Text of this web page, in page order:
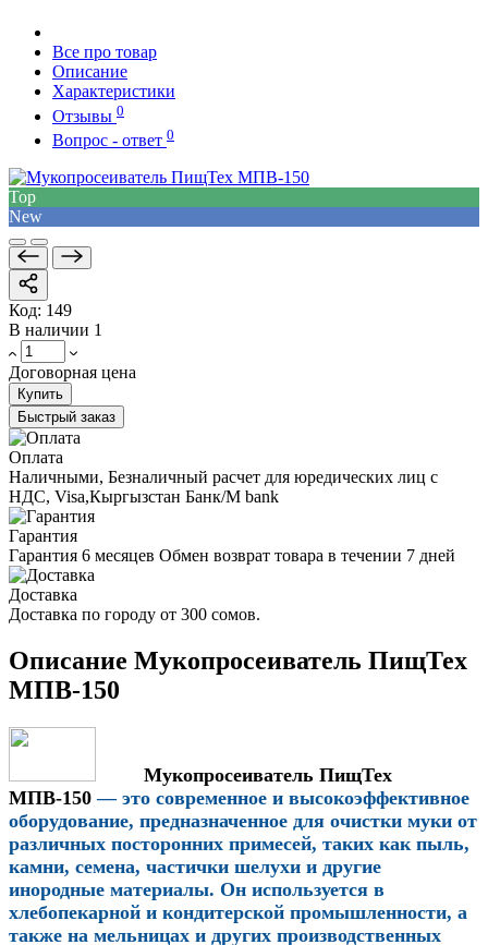
Все про товар
Описание
Характеристики
Отзывы 0
Вопрос - ответ 0
Top
New
Код: 149
В наличии 1
Договорная цена
Купить
Быстрый заказ
Оплата
Наличными, Безналичный расчет для юредических лиц с
НДС, Visa,Кыргызстан Банк/M bank
Гарантия
Гарантия 6 месяцев Обмен возврат товара в течении 7 дней
Доставка
Доставка по городу от 300 сомов.
Описание Мукопросеиватель ПищТех
МПВ-150
МукопросеивательПищТех
МПВ-150 — это современное и высокоэффективное
оборудование, предназначенное для очистки муки от
различных посторонних примесей, таких как пыль,
камни, семена, частички шелухи и другие
инородные материалы. Он используется в
хлебопекарной и кондитерской промышленности, а
также на мельницах и других производственных